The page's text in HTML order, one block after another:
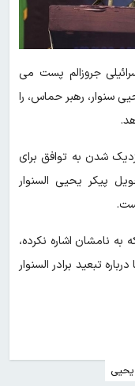
جروزالم پست می
سنوار، رهبر حماس، را
شدن به توافق برای
پیکر یحیی السنوار
نامشان اشاره نکرده،
تبعید برادر السنوار
یحیی